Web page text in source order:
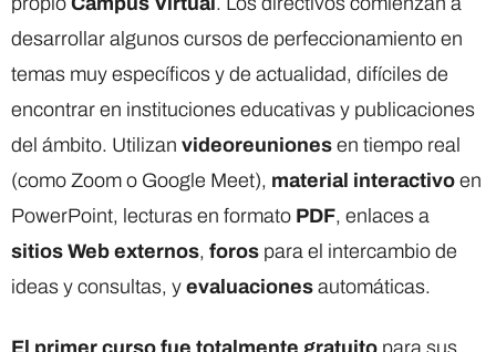
desarrollar algunos cursos de perfeccionamiento en
temas muy específicos y de actualidad, difíciles de
encontrar en instituciones educativas y publicaciones
del ámbito. Utilizan videoreuniones en tiempo real
(como Zoom o Google Meet), material interactivo en
PowerPoint, lecturas en formato PDF, enlaces a
sitios Web externos, foros para el intercambio de
ideas y consultas, y evaluaciones automáticas.
El primer curso fue totalmente gratuito para sus